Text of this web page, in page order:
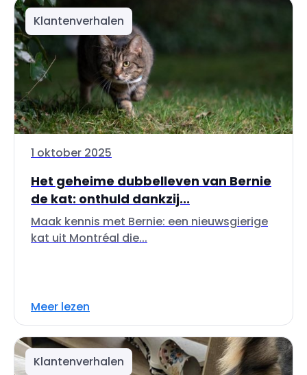
Klantenverhalen
1 oktober 2025
Het geheime dubbelleven van Bernie
de kat: onthuld dankzij...
Maak kennis met Bernie: een nieuwsgierige
kat uit Montréal die...
Meer lezen
Klantenverhalen